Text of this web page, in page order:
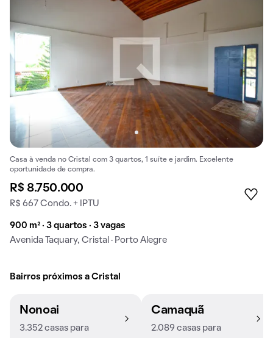
Casa à venda no Cristal com 3 quartos, 1 suíte e jardim. Excelente
oportunidade de compra.
R$ 8.750.000
R$ 667 Condo. + IPTU
900 m² · 3 quartos · 3 vagas
Avenida Taquary, Cristal · Porto Alegre
Bairros próximos a Cristal
Nonoai
3.352 casas para
Camaquã
2.089 casas para